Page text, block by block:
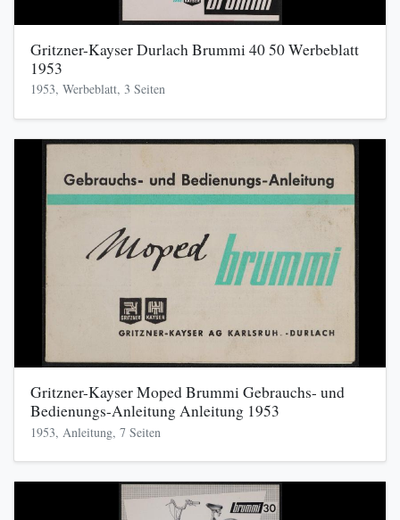
Gritzner-Kayser Durlach Brummi 40 50 Werbeblatt
1953
1953, Werbeblatt, 3 Seiten
Gritzner-Kayser Moped Brummi Gebrauchs- und
Bedienungs-Anleitung Anleitung 1953
1953, Anleitung, 7 Seiten